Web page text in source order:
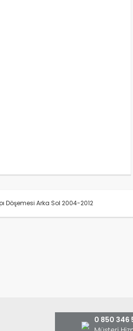
Döşemesi Arka Sol 2004-2012
diğer sitelerden daha pahalı.
benzer farklı alternatifler olmalı.
0 850 346